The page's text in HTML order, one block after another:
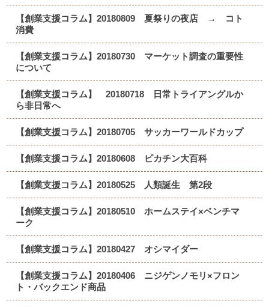
【創業支援コラム】20180809 夏祭りの夜店 → コト
消費
【創業支援コラム】20180730 マーケット調査の重要性
について
【創業支援コラム】 20180718 日常トライアングルか
ら非日常へ
【創業支援コラム】20180705 サッカーワールドカップ
【創業支援コラム】20180608 ピカチン大百科
【創業支援コラム】20180525 人類誕生 第2段
【創業支援コラム】20180510 ホームステイ×ベンチマ
ーク
【創業支援コラム】20180427 オシマイダー
【創業支援コラム】20180406 ニジゲンノモリ×フロン
ト・バックエンド商品